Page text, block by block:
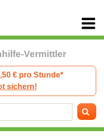
Vermittler
€ pro Stunde*
sichern!